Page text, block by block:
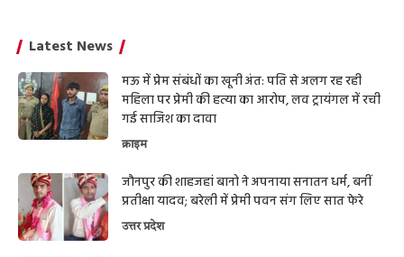
Latest News
मऊ में प्रेम संबंधों का खूनी अंत: पति से अलग रह रही
महिला पर प्रेमी की हत्या का आरोप, लव ट्रायंगल में रची
गई साजिश का दावा
क्राइम
जौनपुर की शाहजहां बानो ने अपनाया सनातन धर्म, बनीं
प्रतीक्षा यादव; बरेली में प्रेमी पवन संग लिए सात फेरे
उत्तर प्रदेश